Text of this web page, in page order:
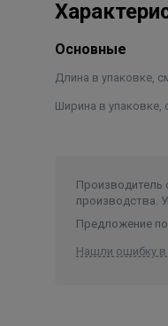
Время
Габариты
Масса не более
Максимальное
Основные
Длина в упаковке,
Ширина в упаковке,
Производитель
производства.
Предложение по
Нашли ошибку в